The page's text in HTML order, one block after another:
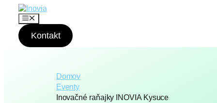
M
e
n
u
Kontakt
Domov
Eventy
Inovačné raňajky INOVIA Kysuce